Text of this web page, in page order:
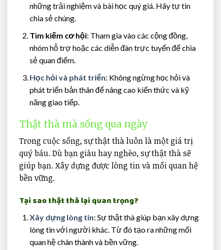
những trải nghiệm và bài học quý giá. Hãy tự tin
chia sẻ chúng.
Tìm kiếm cơ hội: Tham gia vào các cộng đồng,
nhóm hỗ trợ hoặc các diễn đàn trực tuyến để chia
sẻ quan điểm.
Học hỏi và phát triển: Không ngừng học hỏi và
phát triển bản thân để nâng cao kiến thức và kỹ
năng giao tiếp.
Thật thà mà sống qua ngày
Trong cuộc sống, sự thật thà luôn là một giá trị
quý báu. Dù bạn giàu hay nghèo, sự thật thà sẽ
giúp bạn. Xây dựng được lòng tin và mối quan hệ
bền vững.
Tại sao thật thà lại quan trọng?
Xây dựng lòng tin: Sự thật thà giúp bạn xây dựng
lòng tin với người khác. Từ đó tạo ra những mối
quan hệ chân thành và bền vững.